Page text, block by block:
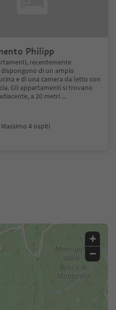
Philipp
recentemente
di un ampio
e di una camera da letto con
Gli appartamenti si trovano
a 20 metri ...
Massimo 4 ospiti
+
−